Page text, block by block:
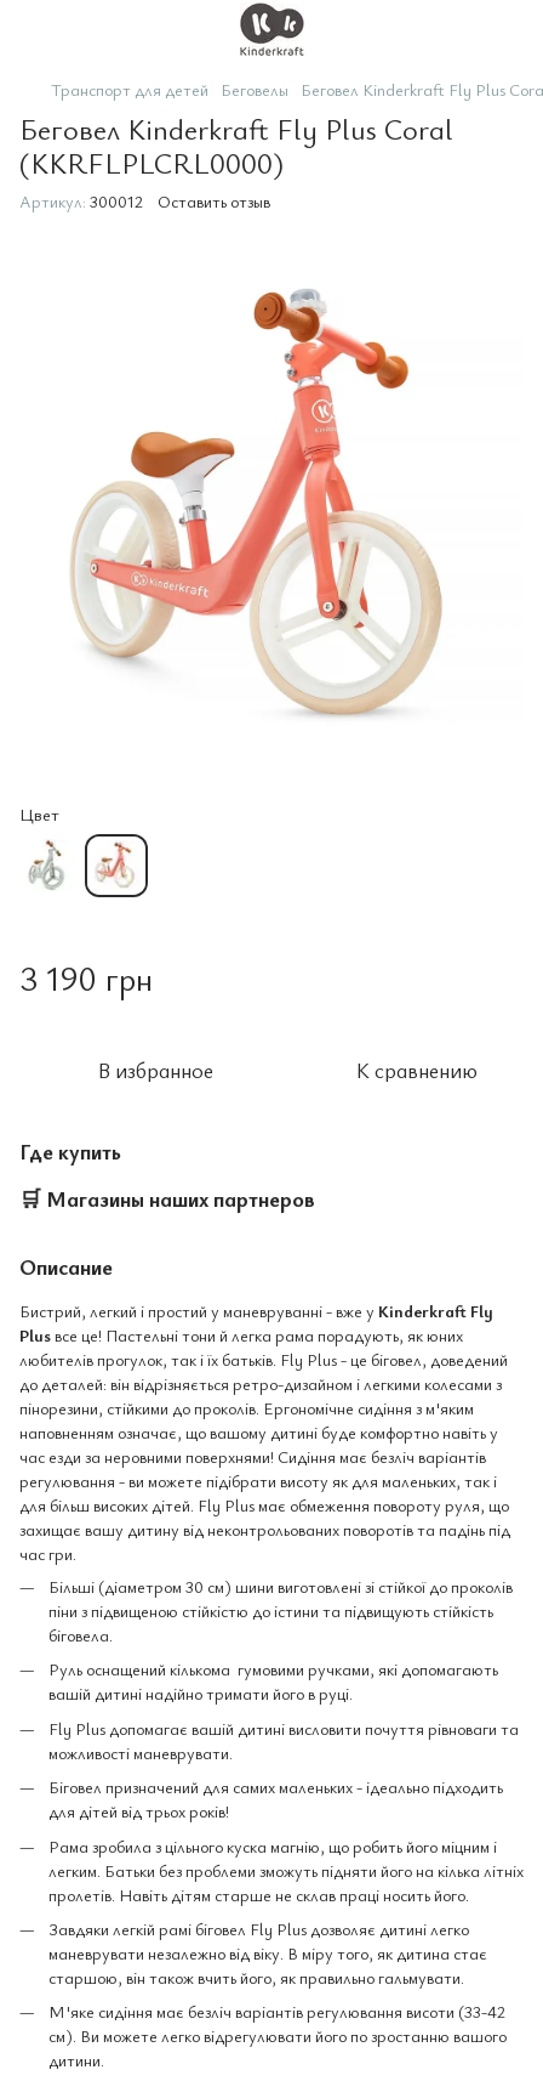
Транспорт для детей Беговелы Беговел Kinderkraft Fly Plus
Беговел Kinderkraft Fly Plus Coral
(KKRFLPLCRL0000)
Артикул: 300012 Оставить отзыв
Цвет
3 190 грн
В избранное К сравнению
Где купить
🛒 Магазины наших партнеров
Описание
Бистрий, легкий і простий у маневруванні - вже у Kinderkraft Fly
Plus все це! Пастельні тони й легка рама порадують, як юних
любителів прогулок, так і їх батьків. Fly Plus - це біговел, доведений
до деталей: він відрізняється ретро-дизайном і легкими колесами з
пінорезини, стійкими до проколів. Ергономічне сидіння з м'яким
наповненням означає, що вашому дитині буде комфортно навіть у
час езди за неровними поверхнями! Сидіння має безліч варіантів
регулювання - ви можете підібрати висоту як для маленьких, так і
для більш високих дітей. Fly Plus має обмеження повороту руля, що
захищає вашу дитину від неконтрольованих поворотів та падінь під
час гри.
Більші (діаметром 30 см) шини виготовлені зі стійкої до проколів
піни з підвищеною стійкістю до істини та підвищують стійкість
біговела.
Руль оснащений кількома гумовими ручками, які допомагають
вашій дитині надійно тримати його в руці.
Fly Plus допомагає вашій дитині висловити почуття рівноваги та
можливості маневрувати.
Біговел призначений для самих маленьких - ідеально підходить
для дітей від трьох років!
Рама зробила з цільного куска магнію, що робить його міцним і
легким. Батьки без проблеми зможуть підняти його на кілька літніх
пролетів. Навіть дітям старше не склав праці носить його.
Завдяки легкій рамі біговел Fly Plus дозволяє дитині легко
маневрувати незалежно від віку. В міру того, як дитина стає
старшою, він також вчить його, як правильно гальмувати.
М'яке сидіння має безліч варіантів регулювання висоти (33-42
см). Ви можете легко відрегулювати його по зростанню вашого
дитини.